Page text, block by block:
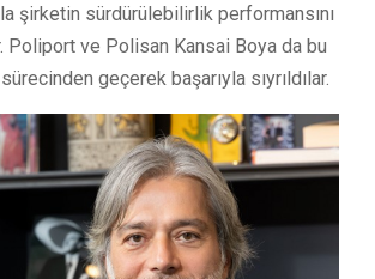
şirketin sürdürülebilirlik performansını
Poliport ve Polisan Kansai Boya da bu
geçerek başarıyla sıyrıldılar.